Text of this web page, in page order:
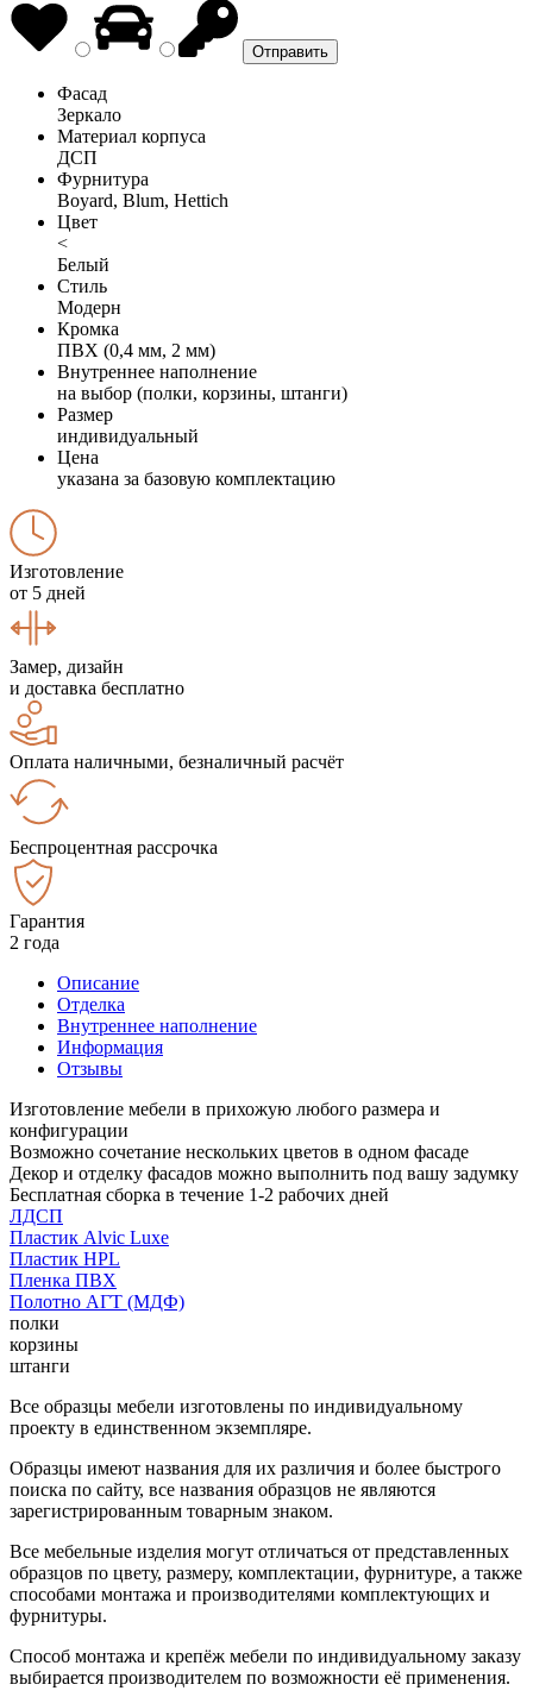
Фасад
Зеркало
Материал корпуса
ДСП
Фурнитура
Boyard, Blum, Hettich
Цвет
<
Белый
Стиль
Модерн
Кромка
ПВХ (0,4 мм, 2 мм)
Внутреннее наполнение
на выбор (полки, корзины, штанги)
Размер
индивидуальный
Цена
указана за базовую комплектацию
Изготовление
от 5 дней
Замер, дизайн
и доставка бесплатно
Оплата наличными, безналичный расчёт
Беспроцентная рассрочка
Гарантия
2 года
Описание
Отделка
Внутреннее наполнение
Информация
Отзывы
Изготовление мебели в прихожую любого размера и
конфигурации
Возможно сочетание нескольких цветов в одном фасаде
Декор и отделку фасадов можно выполнить под вашу задумку
Бесплатная сборка в течение 1-2 рабочих дней
ЛДСП
Пластик Alvic Luxe
Пластик HPL
Пленка ПВХ
Полотно АГТ (МДФ)
полки
корзины
штанги
Все образцы мебели изготовлены по индивидуальному
проекту в единственном экземпляре.
Образцы имеют названия для их различия и более быстрого
поиска по сайту, все названия образцов не являются
зарегистрированным товарным знаком.
Все мебельные изделия могут отличаться от представленных
образцов по цвету, размеру, комплектации, фурнитуре, а также
способами монтажа и производителями комплектующих и
фурнитуры.
Способ монтажа и крепёж мебели по индивидуальному заказу
выбирается производителем по возможности её применения.